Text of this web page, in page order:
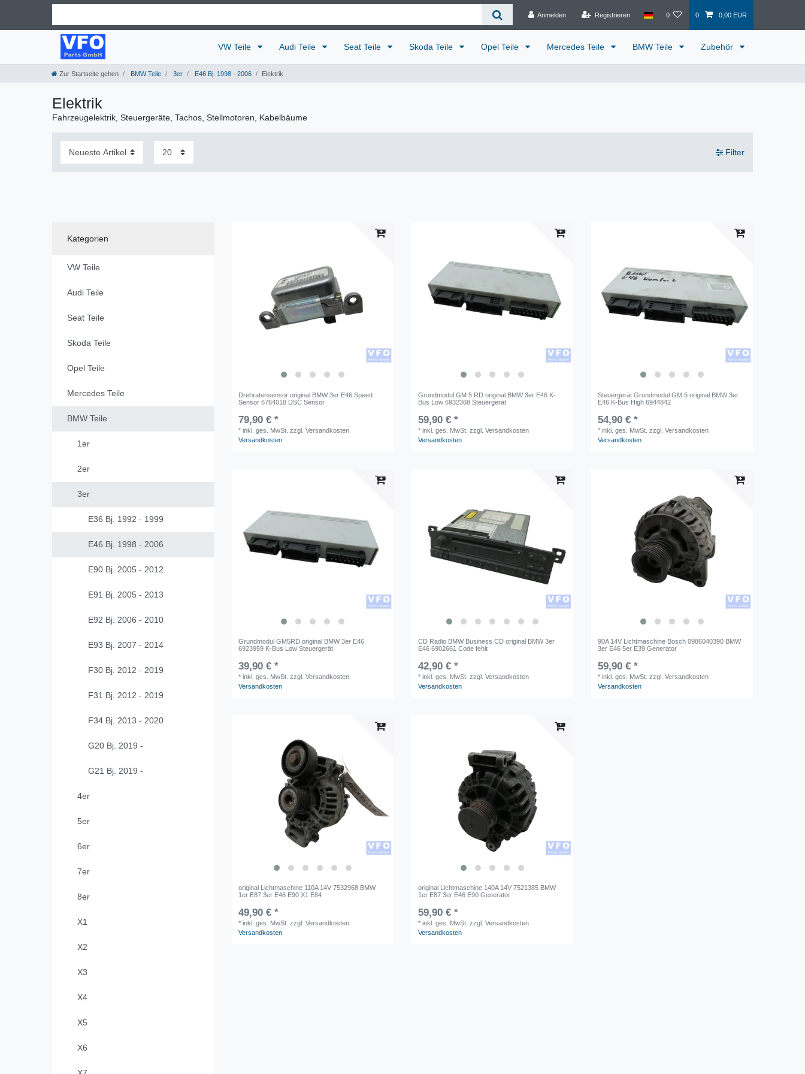
Anmelden Registrieren 0 0 0,00 EUR
VW Teile Audi Teile Seat Teile Skoda Teile Opel Teile Mercedes Teile BMW Teile Zubehör
Zur Startseite gehen BMW Teile 3er E46 Bj. 1998 - 2006 Elektrik
Elektrik
Fahrzeugelektrik, Steuergeräte, Tachos, Stellmotoren, Kabelbäume
Filter
Kategorien
VW Teile
Audi Teile
Seat Teile
Skoda Teile
Opel Teile
Mercedes Teile
BMW Teile
1er
2er
3er
E36 Bj. 1992 - 1999
E46 Bj. 1998 - 2006
E90 Bj. 2005 - 2012
E91 Bj. 2005 - 2013
E92 Bj. 2006 - 2010
E93 Bj. 2007 - 2014
F30 Bj. 2012 - 2019
F31 Bj. 2012 - 2019
F34 Bj. 2013 - 2020
G20 Bj. 2019 -
G21 Bj. 2019 -
4er
5er
6er
7er
8er
X1
X2
X3
X4
X5
X6
Drehratensensor original BMW 3er E46 Speed
Sensor 6764018 DSC Sensor
79,90 € *
*inkl. ges. MwSt. zzgl. Versandkosten
Versandkosten
Grundmodul GM 5 RD original BMW 3er E46 K-
Bus Low 6932368 Steuergerät
59,90 € *
*inkl. ges. MwSt. zzgl. Versandkosten
Versandkosten
Steuergerät Grundmodul GM 5 original BMW 3er
E46 K-Bus High 6944842
54,90 € *
*inkl. ges. MwSt. zzgl. Versandkosten
Versandkosten
Grundmodul GM5RD original BMW 3er E46
6923959 K-Bus Low Steuergerät
39,90 € *
*inkl. ges. MwSt. zzgl. Versandkosten
Versandkosten
CD Radio BMW Business CD original BMW 3er
E46 6902661 Code fehlt
42,90 € *
*inkl. ges. MwSt. zzgl. Versandkosten
Versandkosten
90A 14V Lichtmaschine Bosch 0986040390 BMW
3er E46 5er E39 Generator
59,90 € *
*inkl. ges. MwSt. zzgl. Versandkosten
Versandkosten
original Lichtmaschine 110A 14V 7532968 BMW
1er E87 3er E46 E90 X1 E84
49,90 € *
*inkl. ges. MwSt. zzgl. Versandkosten
Versandkosten
original Lichtmaschine 140A 14V 7521385 BMW
1er E87 3er E46 E90 Generator
59,90 € *
*inkl. ges. MwSt. zzgl. Versandkosten
Versandkosten